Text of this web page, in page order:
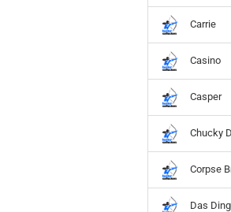
Icon
MARVEL
Movie
Music
Sports
STAR WARS
Television
Carrie
Casino
Casper
Chucky
Corpse
Das